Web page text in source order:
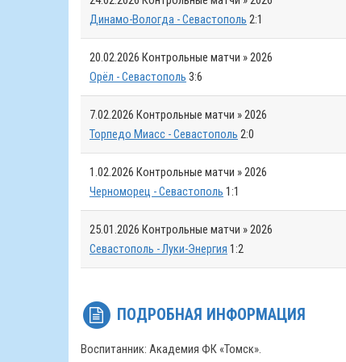
Динамо-Вологда - Севастополь 2:1
20.02.2026 Контрольные матчи » 2026
Орёл - Севастополь 3:6
7.02.2026 Контрольные матчи » 2026
Торпедо Миасс - Севастополь 2:0
1.02.2026 Контрольные матчи » 2026
Черноморец - Севастополь 1:1
25.01.2026 Контрольные матчи » 2026
Севастополь - Луки-Энергия 1:2
ПОДРОБНАЯ ИНФОРМАЦИЯ
Воспитанник: Академия ФК «Томск».